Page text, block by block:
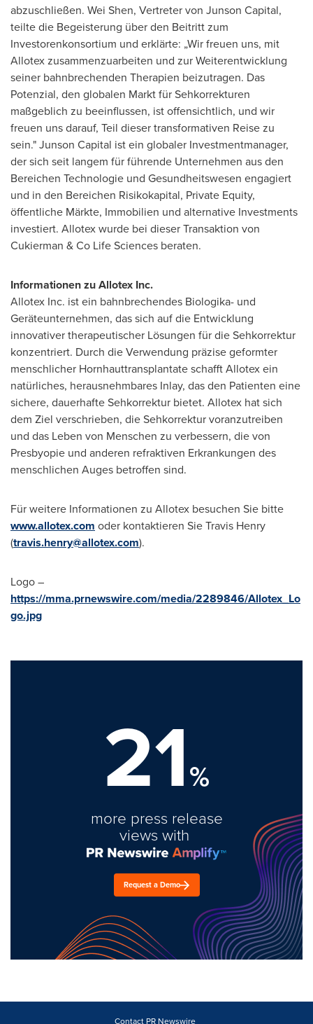
abzuschließen. Wei Shen, Vertreter von Junson Capital,
teilte die Begeisterung über den Beitritt zum
Investorenkonsortium und erklärte: „Wir freuen uns, mit
Allotex zusammenzuarbeiten und zur Weiterentwicklung
seiner bahnbrechenden Therapien beizutragen. Das
Potenzial, den globalen Markt für Sehkorrekturen
maßgeblich zu beeinflussen, ist offensichtlich, und wir
freuen uns darauf, Teil dieser transformativen Reise zu
sein." Junson Capital ist ein globaler Investmentmanager,
der sich seit langem für führende Unternehmen aus den
Bereichen Technologie und Gesundheitswesen engagiert
und in den Bereichen Risikokapital, Private Equity,
öffentliche Märkte, Immobilien und alternative Investments
investiert. Allotex wurde bei dieser Transaktion von
Cukierman & Co Life Sciences beraten.
Informationen zu Allotex Inc.
Allotex Inc. ist ein bahnbrechendes Biologika- und
Geräteunternehmen, das sich auf die Entwicklung
innovativer therapeutischer Lösungen für die Sehkorrektur
konzentriert. Durch die Verwendung präzise geformter
menschlicher Hornhauttransplantate schafft Allotex ein
natürliches, herausnehmbares Inlay, das den Patienten eine
sichere, dauerhafte Sehkorrektur bietet. Allotex hat sich
dem Ziel verschrieben, die Sehkorrektur voranzutreiben
und das Leben von Menschen zu verbessern, die von
Presbyopie und anderen refraktiven Erkrankungen des
menschlichen Auges betroffen sind.
Für weitere Informationen zu Allotex besuchen Sie bitte
www.allotex.com oder kontaktieren Sie Travis Henry
(travis.henry@allotex.com).
Logo –
https://mma.prnewswire.com/media/2289846/Allotex_Lo
go.jpg
21%
more press release
views with
Request a Demo
Contact PR Newswire